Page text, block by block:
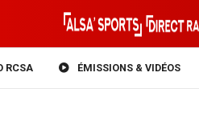
RCSA ÉMISSIONS & VIDÉOS